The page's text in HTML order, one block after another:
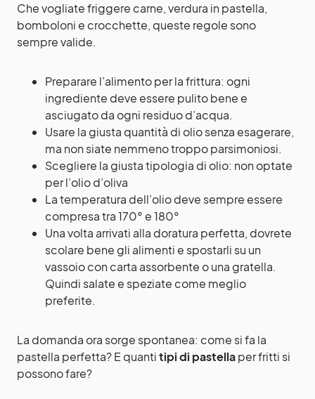
Che vogliate friggere carne, verdura in pastella,
bomboloni e crocchette, queste regole sono
sempre valide.
Preparare l’alimento per la frittura: ogni
ingrediente deve essere pulito bene e
asciugato da ogni residuo d’acqua.
Usare la giusta quantità di olio senza esagerare,
ma non siate nemmeno troppo parsimoniosi.
Scegliere la giusta tipologia di olio: non optate
per l’olio d’oliva
La temperatura dell’olio deve sempre essere
compresa tra 170° e 180°
Una volta arrivati alla doratura perfetta, dovrete
scolare bene gli alimenti e spostarli su un
vassoio con carta assorbente o una gratella.
Quindi salate e speziate come meglio
preferite.
La domanda ora sorge spontanea: come si fa la
pastella perfetta? E quantitipi di pastellaper fritti si
possono fare?